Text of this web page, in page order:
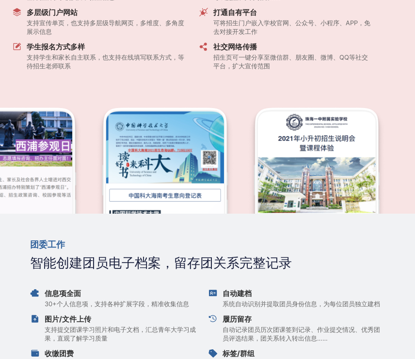
多层级门户网站
支持宣传单页，也支持多层级导航网页，多维度、多角度
展示信息
打通自有平台
可将招生门户嵌入学校官网、公众号、小程序、APP，免
去对接开发工作
学生报名方式多样
支持学生和家长自主联系，也支持在线填写联系方式，等
待招生老师联系
社交网络传播
招生页可一键分享至微信群、朋友圈、微博、QQ等社交
平台，扩大宣传范围
团委工作
智能创建团员电子档案，留存团关系完整记录
信息项全面
30+个人信息项，支持各种扩展字段，精准收集信息
自动建档
系统自动识别并提取团员身份信息，为每位团员独立建档
图片/文件上传
支持提交团课学习照片和电子文档，汇总青年大学习成
果，直观了解学习质量
履历留存
自动记录团员历次团课签到记录、作业提交情况、优秀团
员评选结果，团关系转入转出信息……
收缴团费 标签/群组